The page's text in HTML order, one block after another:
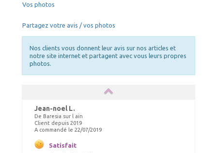
SACS DE RANGEMENT
144.00 € TTC livré
149.00 €
Ajout panier
49.00 €
Ajout panier
Gouttières
Vos photos
Partagez votre avis / vos photos
Nos clients vous donnent leur avis sur nos articles et
notre site internet et partagent avec vous leurs propres
photos.
Jean-noel L.
De Baresia sur l ain
Client depuis 2019
A commandé le 22/07/2019
Satisfait